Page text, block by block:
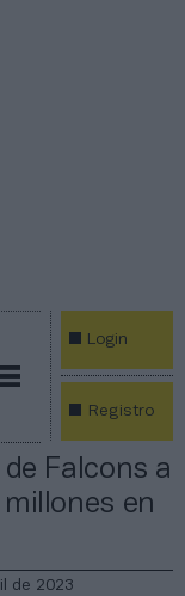
Login
Registro
Falcons a
en
de 2023